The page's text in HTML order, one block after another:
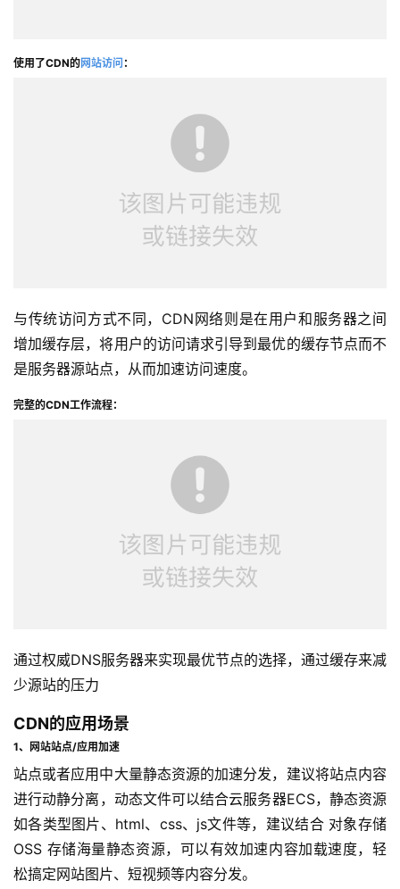
优
速
登录 注册
使用了CDN的网站访问 ：
与传统访问方式不同，CDN网络则是在用户和服务器之间
增加缓存层，将用户的访问请求引导到最优的缓存节点而不
是服务器源站点，从而加速访问速度。
完整的CDN工作流程：
通过权威DNS服务器来实现最优节点的选择，通过缓存来减
少源站的压力
CDN的应用场景
1、网站站点/应用加速
站点或者应用中大量静态资源的加速分发，建议将站点内容
进行动静分离，动态文件可以结合云服务器ECS，静态资源
如各类型图片、html、css、js文件等，建议结合 对象存储
OSS 存储海量静态资源，可以有效加速内容加载速度，轻
松搞定网站图片、短视频等内容分发。